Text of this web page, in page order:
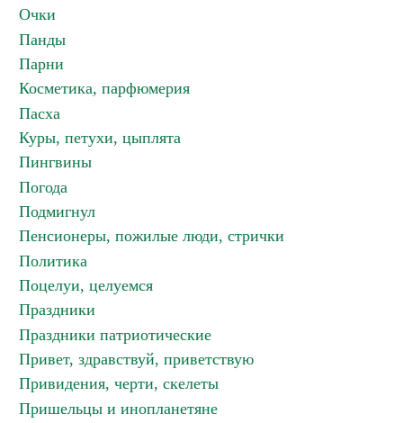
Очки
Панды
Парни
Косметика, парфюмерия
Пасха
Куры, петухи, цыплята
Пингвины
Погода
Подмигнул
Пенсионеры, пожилые люди, стрички
Политика
Поцелуи, целуемся
Праздники
Праздники патриотические
Привет, здравствуй, приветствую
Привидения, черти, скелеты
Пришельцы и инопланетяне